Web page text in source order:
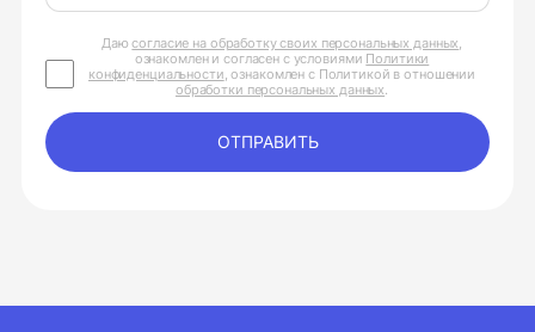
Даюсогласие на обработку своих персональных данных,
ознакомлен и согласен с условиями Политики
конфиденциальности, ознакомлен с Политикой в отношении
обработки персональных данных.
ОТПРАВИТЬ